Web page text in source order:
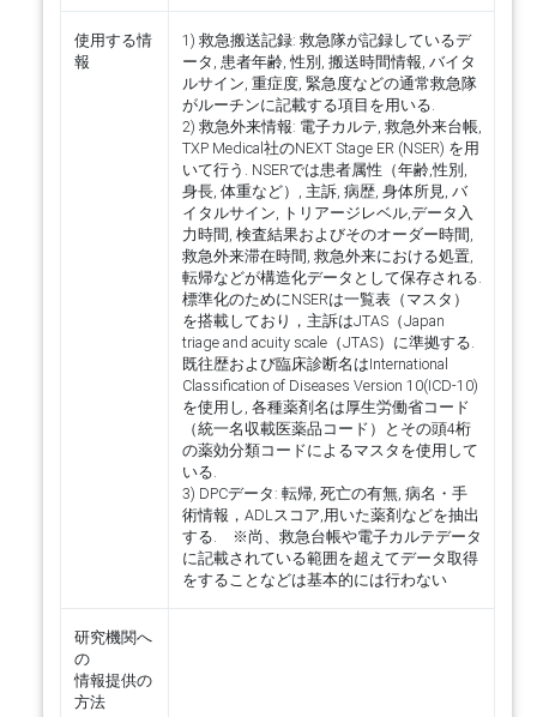
使用する情
報
1) 救急搬送記録: 救急隊が記録しているデ
ータ, 患者年齢, 性別, 搬送時間情報, バイタ
ルサイン, 重症度, 緊急度などの通常救急隊
がルーチンに記載する項目を用いる.
2) 救急外来情報: 電子カルテ, 救急外来台帳,
TXP Medical社のNEXT Stage ER (NSER) を用
いて行う. NSERでは患者属性（年齢,性別,
身長, 体重など）, 主訴, 病歴, 身体所見, バ
イタルサイン, トリアージレベル,データ入
力時間, 検査結果およびそのオーダー時間,
救急外来滞在時間, 救急外来における処置,
転帰などが構造化データとして保存される.
標準化のためにNSERは一覧表（マスタ）
を搭載しており，主訴はJTAS（Japan
triage and acuity scale（JTAS）に準拠する.
既往歴および臨床診断名はInternational
Classification of Diseases Version 10(ICD-10)
を使用し, 各種薬剤名は厚生労働省コード
（統一名収載医薬品コード）とその頭4桁
の薬効分類コードによるマスタを使用して
いる.
3) DPCデータ: 転帰, 死亡の有無, 病名・手
術情報，ADLスコア,用いた薬剤などを抽出
する. ※尚、救急台帳や電子カルテデータ
に記載されている範囲を超えてデータ取得
をすることなどは基本的には行わない
研究機関へ
の
情報提供の
方法